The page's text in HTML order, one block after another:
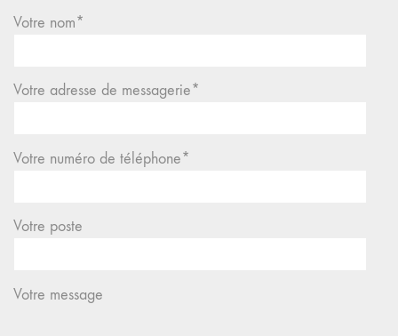
Votre nom*
Votre adresse de messagerie*
Votre numéro de téléphone*
Votre poste
Votre message